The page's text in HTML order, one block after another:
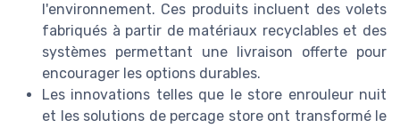
l'environnement. Ces produits incluent des volets
fabriqués à partir de matériaux recyclables et des
systèmes permettant une livraison offerte pour
encourager les options durables.
Les innovations telles que le store enrouleur nuit
et les solutions de percage store ont transformé le